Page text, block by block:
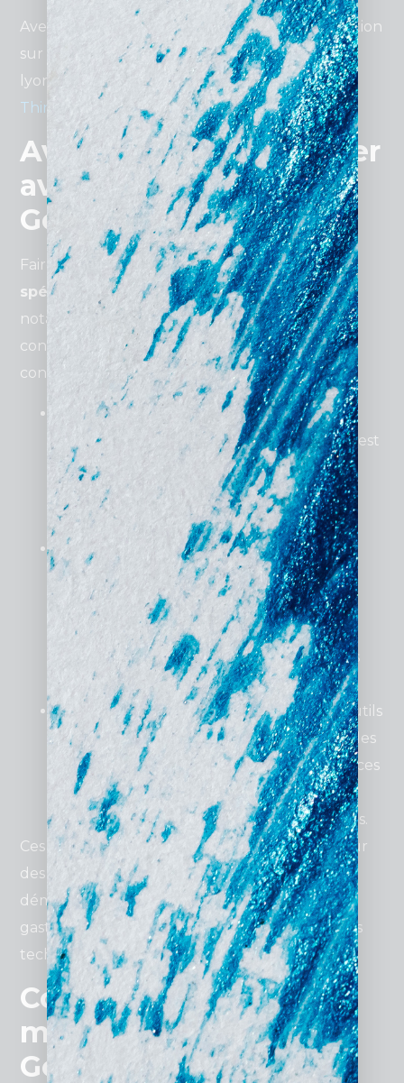
Avec
Padre Digital
, vous bénéficiez d’une gestion
sur mesure, adaptée aux besoins du marché
lyonnais. Consultez des stratégies avancées sur
Think with Google
Avantages de collaborer
avec une agence
Google Ads
Faire appel à une
agence Google Ads
spécialisée
offre de nombreux avantages,
notamment dans une ville comme Lyon, où la
concurrence est forte et les attentes des
consommateurs élevées.
Gain de temps et expertise: La gestion
technique et stratégique des campagnes est
entièrement prise en charge par des
professionnels, vous permettant de vous
concentrer sur votre cœur de métier.
Optimisation budgétaire: Grâce à une
gestion experte, chaque euro investi est
utilisé efficacement. Les ajustements
réguliers permettent de réduire les
dépenses inutiles tout en augmentant les
performances.
Résultats rapides et mesurables: Les outils
de suivi comme Google Analytics offrent des
données en temps réel sur les performances
de vos campagnes, vous permettant de
visualiser rapidement les résultats obtenus.
Ces avantages sont particulièrement utiles pour
des entreprises lyonnaises cherchant à se
démarquer dans des secteurs comme la
gastronomie, l’industrie textile, ou les nouvelles
technologies.
Comment choisir la
meilleure agence
Google Ads ?